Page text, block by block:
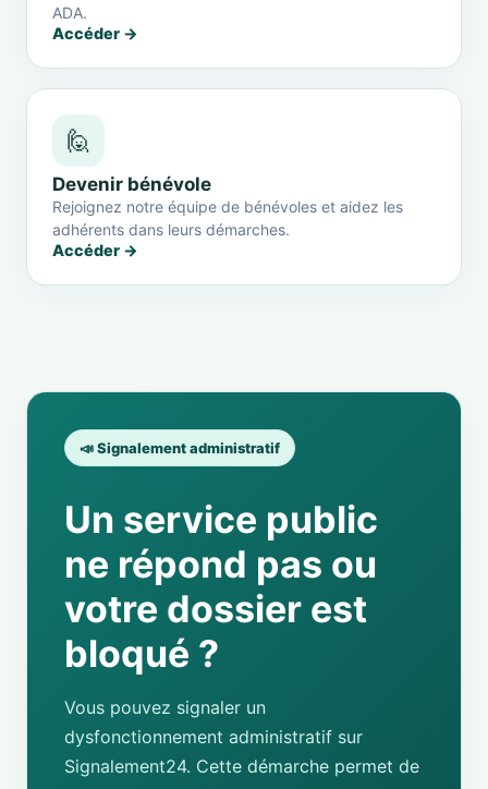
ADA.
Accéder →
🙋
Devenir bénévole
Rejoignez notre équipe de bénévoles et aidez les
adhérents dans leurs démarches.
Accéder →
📣 Signalement administratif
Un service public
ne répond pas ou
votre dossier est
bloqué ?
Vous pouvez signaler un
dysfonctionnement administratif sur
Signalement24. Cette démarche permet de